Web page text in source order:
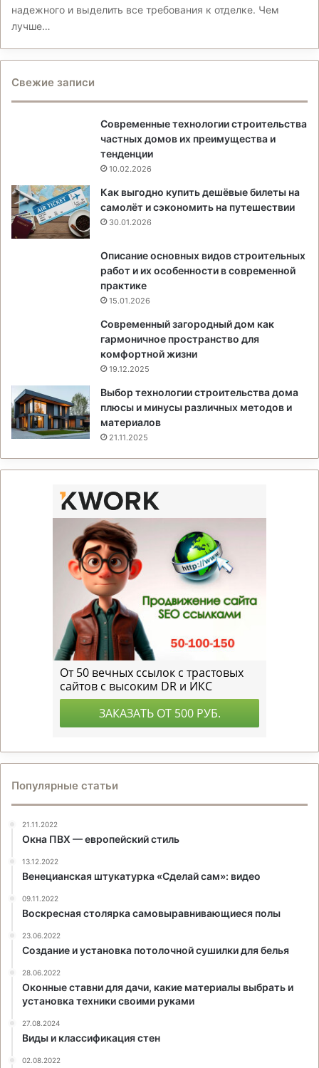
надежного и выделить все требования к отделке. Чем
лучше…
Свежие записи
Современные технологии строительства
частных домов их преимущества и
тенденции
10.02.2026
Как выгодно купить дешёвые билеты на
самолёт и сэкономить на путешествии
30.01.2026
Описание основных видов строительных
работ и их особенности в современной
практике
15.01.2026
Современный загородный дом как
гармоничное пространство для
комфортной жизни
19.12.2025
Выбор технологии строительства дома
плюсы и минусы различных методов и
материалов
21.11.2025
Популярные статьи
21.11.2022
Окна ПВХ — европейский стиль
13.12.2022
Венецианская штукатурка «Сделай сам»: видео
09.11.2022
Воскресная столярка самовыравнивающиеся полы
23.06.2022
Создание и установка потолочной сушилки для белья
28.06.2022
Оконные ставни для дачи, какие материалы выбрать и
установка техники своими руками
27.08.2024
Виды и классификация стен
02.08.2022